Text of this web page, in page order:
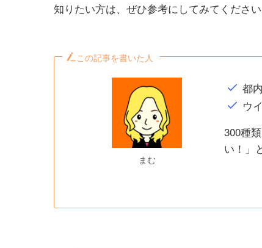
知りたい方は、ぜひ参考にしてみてください
この記事を書いた人
まむ
都
ウ
300種
い！」